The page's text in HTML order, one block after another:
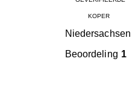
KOPER
Niedersachsen
Beoordeling 1